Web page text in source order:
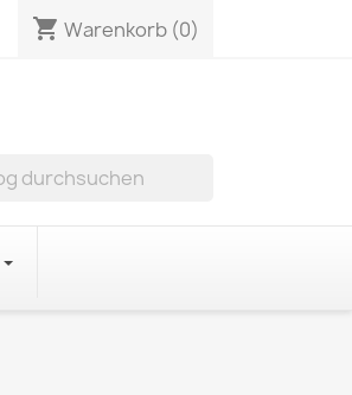
shopping_cart Warenkorb (0)